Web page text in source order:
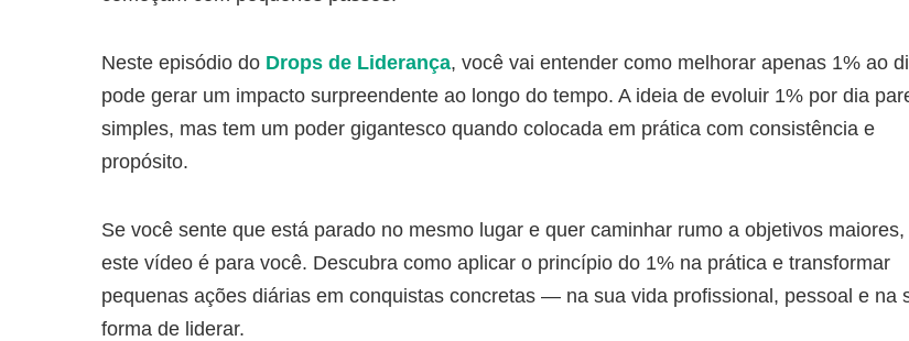
Neste episódio do Drops de Liderança, você vai entender como melhorar apenas 1% ao
pode gerar um impacto surpreendente ao longo do tempo. A ideia de evoluir 1% por dia
simples, mas tem um poder gigantesco quando colocada em prática com consistência e
propósito.
Se você sente que está parado no mesmo lugar e quer caminhar rumo a objetivos maiores,
este vídeo é para você. Descubra como aplicar o princípio do 1% na prática e transformar
pequenas ações diárias em conquistas concretas — na sua vida profissional, pessoal e na
forma de liderar.